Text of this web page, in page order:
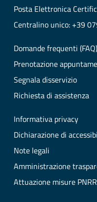
Posta Elettronica
Centralino unico: +39
Domande frequenti (FAQ)
Prenotazione
Segnala disservizio
Richiesta di assistenza
Informativa privacy
Dichiarazione di
Note legali
Amministrazione
Attuazione misure PNRR